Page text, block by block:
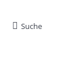
Search:
Suche